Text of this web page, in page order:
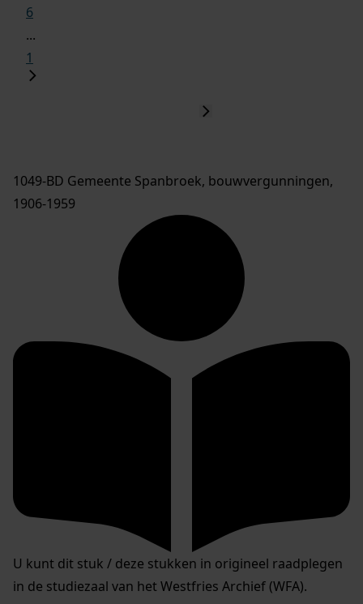
6
...
1
1049-BD Gemeente Spanbroek, bouwvergunningen,
1906-1959
U kunt dit stuk / deze stukken in origineel raadplegen
in de studiezaal van het Westfries Archief (WFA).